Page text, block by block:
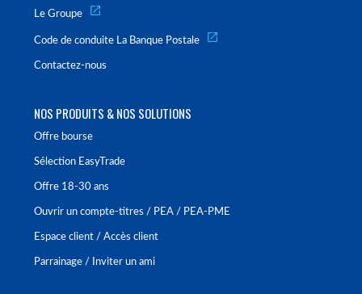
Le Groupe
Code de conduite La Banque Postale
Contactez-nous
NOS PRODUITS & NOS SOLUTIONS
Offre bourse
Sélection EasyTrade
Offre 18-30 ans
Ouvrir un compte-titres / PEA / PEA-PME
Espace client / Accès client
Parrainage / Inviter un ami